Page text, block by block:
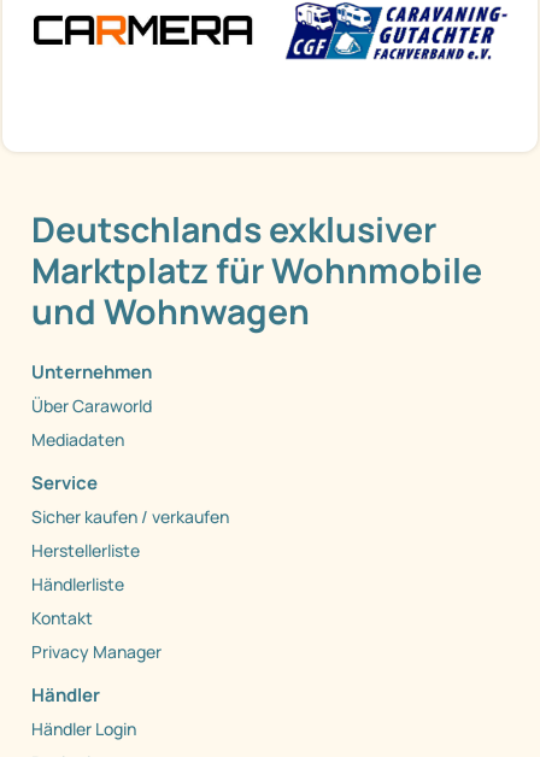
Deutschlands exklusiver
Marktplatz für Wohnmobile
und Wohnwagen
Unternehmen
Über Caraworld
Mediadaten
Service
Sicher kaufen / verkaufen
Herstellerliste
Händlerliste
Kontakt
Privacy Manager
Händler
Händler Login